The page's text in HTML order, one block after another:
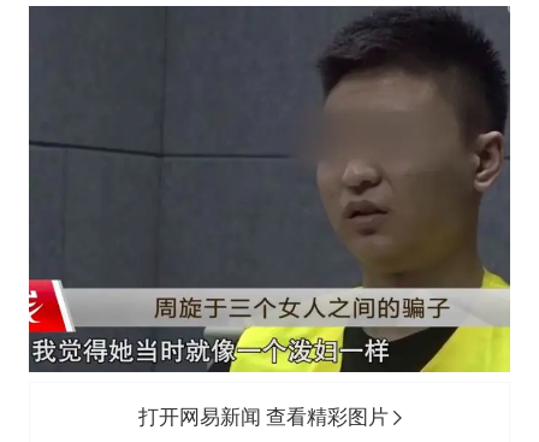
打开网易新闻 查看精彩图片